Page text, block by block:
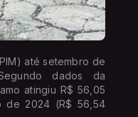
até setembro de
dados da
atingiu R$ 56,05
de 2024 (R$ 56,54